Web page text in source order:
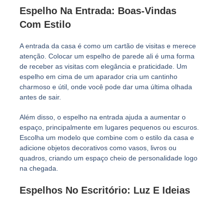
Espelho Na Entrada: Boas-Vindas
Com Estilo
A entrada da casa é como um cartão de visitas e merece
atenção. Colocar um espelho de parede ali é uma forma
de receber as visitas com elegância e praticidade. Um
espelho em cima de um aparador cria um cantinho
charmoso e útil, onde você pode dar uma última olhada
antes de sair.
Além disso, o espelho na entrada ajuda a aumentar o
espaço, principalmente em lugares pequenos ou escuros.
Escolha um modelo que combine com o estilo da casa e
adicione objetos decorativos como vasos, livros ou
quadros, criando um espaço cheio de personalidade logo
na chegada.
Espelhos No Escritório: Luz E Ideias